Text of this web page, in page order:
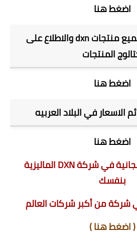
اضغط هنا
🔹للتعرف على جميع منتجات dxn والاطلاع على
المنتجات
اضغط هنا
الاسعار في البلاد العربيه
اضغط هنا
لتسجيل عضوية مجانية في شركة DXN الماليزية
بنفسك
من أكبر شركات العالم
(اضغط هنا)